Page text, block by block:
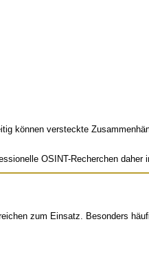
können versteckte
OSINT-Recherchen
zum Einsatz. Besonders